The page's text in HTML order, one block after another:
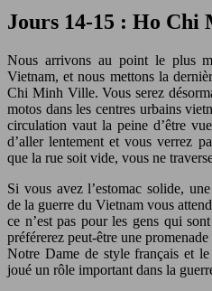
Jours 14-15 : Ho Chi
Nous arrivons au point le plus
Vietnam, et nous mettons la
Chi Minh Ville. Vous serez
motos dans les centres urbains
circulation vaut la peine d’être
d’aller lentement et vous verrez
que la rue soit vide, vous ne
Si vous avez l’estomac solide,
de la guerre du Vietnam vous
ce n’est pas pour les gens qui
préférerez peut-être une
Notre Dame de style français et
joué un rôle important dans la